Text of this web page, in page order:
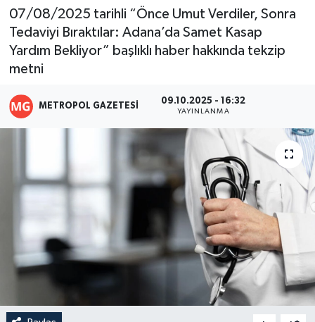
07/08/2025 tarihli “Önce Umut Verdiler, Sonra
Tedaviyi Bıraktılar: Adana’da Samet Kasap
Yardım Bekliyor” başlıklı haber hakkında tekzip
metni
METROPOL GAZETESI 09.10.2025 - 16:32
YAYINLANMA